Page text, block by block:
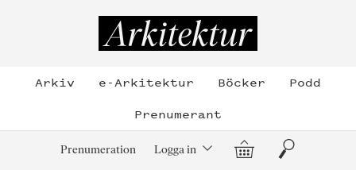
Arkiv e-Arkitektur Böcker
Podd
Prenumerant
Prenumeration Logga in Varukorg
Sök